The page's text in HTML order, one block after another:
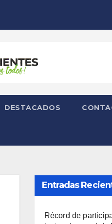
DESTACADOS
Entradas
Récord de